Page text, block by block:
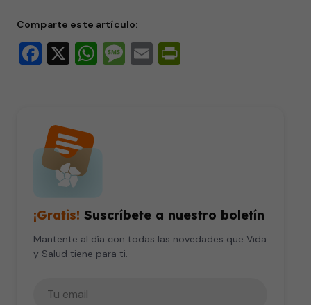
Comparte este artículo:
Facebook
X WhatsApp
Message
Email
¡Gratis! Suscríbete a nuestro boletín
Mantente al día con todas las novedades que Vida
y Salud tiene para ti.